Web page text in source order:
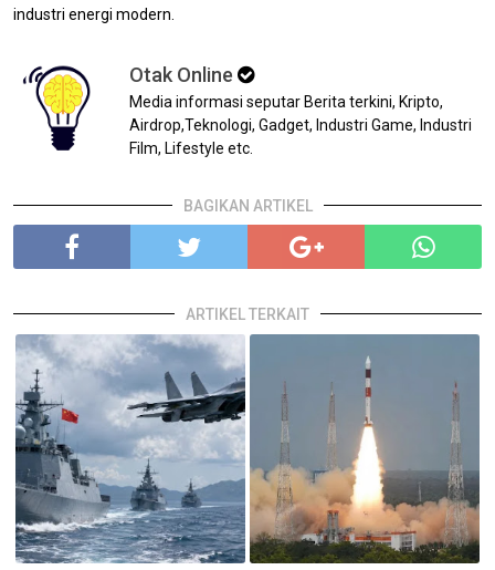
industri energi modern.
Otak Online
Media informasi seputar Berita terkini, Kripto,
Airdrop,Teknologi, Gadget, Industri Game, Industri
Film, Lifestyle etc.
BAGIKAN ARTIKEL
ARTIKEL TERKAIT